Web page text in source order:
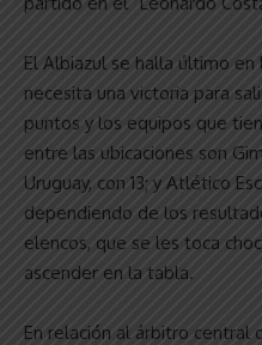
El Albiazul se halla último
necesita una victoria para
puntos y los equipos que
entre las ubicaciones son
Uruguay, con 13; y Atlético
dependiendo de los
elencos, que se les toca
ascender en la tabla.
En relación al árbitro central